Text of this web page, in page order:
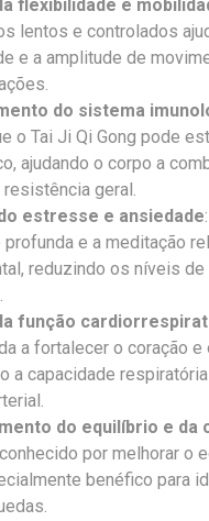
flexibilidade e
lentos e controlados
e a amplitude de
do sistema
o Tai Ji Qi Gong pode
ajudando o corpo a
resistência geral.
estresse e ansiedade
e a meditação
reduzindo os níveis
função
a fortalecer o coração e
a capacidade
do equilíbrio e da
por melhorar o
benéfico para